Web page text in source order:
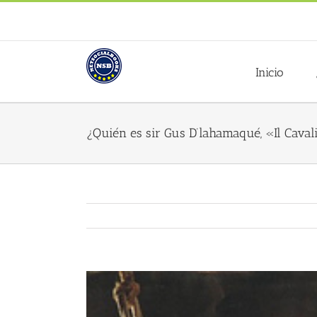
contenido
Inicio
¿Quién es sir Gus D’lahamaqué, «Il
Ver
imagen